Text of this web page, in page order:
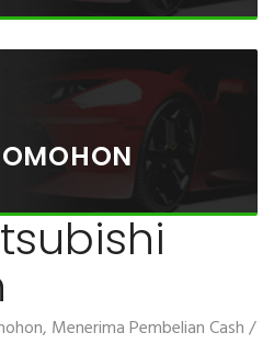
Menerima Pembelian Cash /